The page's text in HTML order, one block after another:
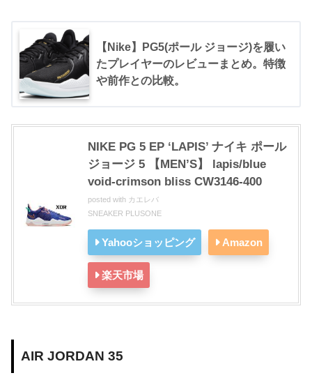
【Nike】PG5(ポール ジョージ)を履い
たプレイヤーのレビューまとめ。特徴
や前作との比較。
NIKE PG 5 EP ‘LAPIS’ ナイキ ポール
ジョージ 5 【MEN’S】 lapis/blue
void-crimson bliss CW3146-400
posted with カエレバ
SNEAKER PLUSONE
Yahooショッピング Amazon
楽天市場
AIR JORDAN 35